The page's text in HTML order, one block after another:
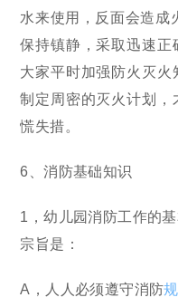
水来使用，反面会造成
保持镇静，采取迅速正
大家平时加强防火灭火
制定周密的灭火计划，
慌失措。
6、消防基础知识
1，幼儿园消防工作的
宗旨是：
A，人人必须遵守消防